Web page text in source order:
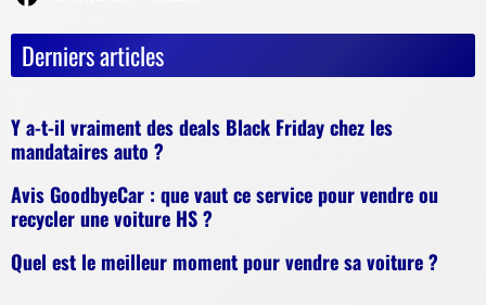
Derniers articles
Y a-t-il vraiment des deals Black Friday chez les
mandataires auto ?
Avis GoodbyeCar : que vaut ce service pour vendre ou
recycler une voiture HS ?
Quel est le meilleur moment pour vendre sa voiture ?